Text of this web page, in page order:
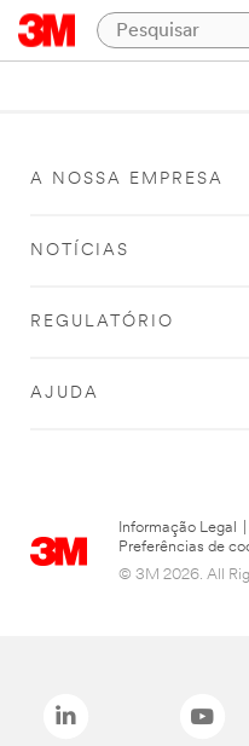
A NOSSA EMPRESA
NOTÍCIAS
REGULATÓRIO
AJUDA
Informação Legal
Preferências de
© 3M 2026. All